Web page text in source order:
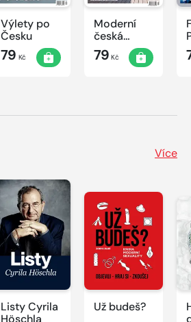
Výlety po
Česku
79 Kč
Moderní
česká
architektura
79 Kč
Více
Listy Cyrila
Höschla
Už budeš?